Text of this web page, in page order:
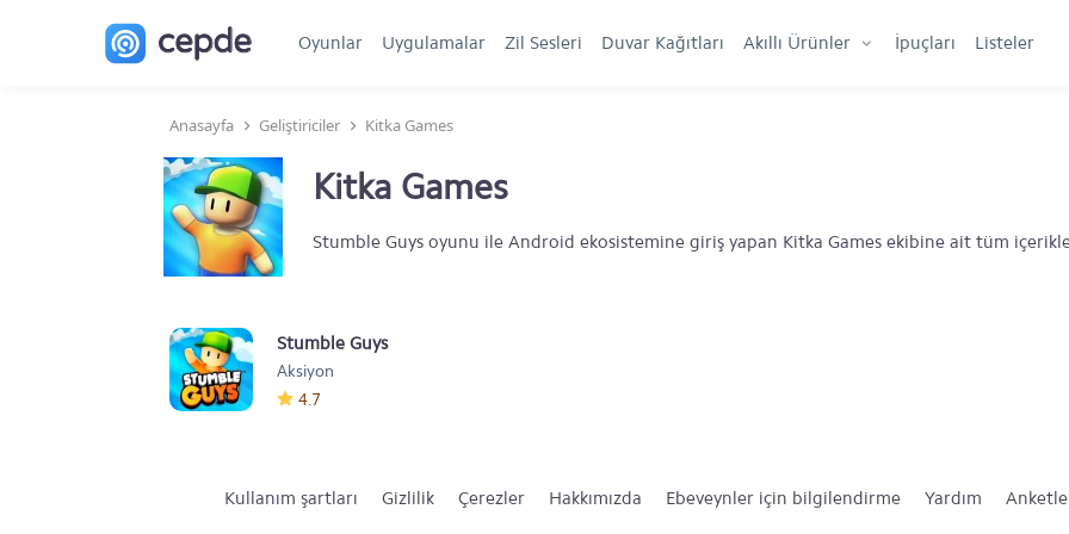
Oyunlar Uygulamalar Zil Sesleri Duvar Kağıtları Akıllı Ürünler İpuçları Listeler
Anasayfa Geliştiriciler Kitka Games
Kitka Games
Stumble Guys oyunu ile Android ekosistemine giriş yapan Kitka Games ekibine ait tüm
Stumble Guys
Aksiyon
4.7
Kullanım şartları Gizlilik Çerezler Hakkımızda Ebeveynler için bilgilendirme Yardım